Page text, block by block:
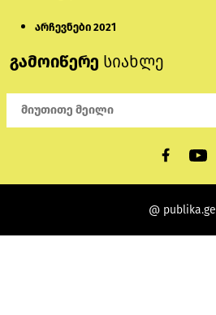
არჩევნები 2021
გამოიწერე სიახლე
@ publika.ge